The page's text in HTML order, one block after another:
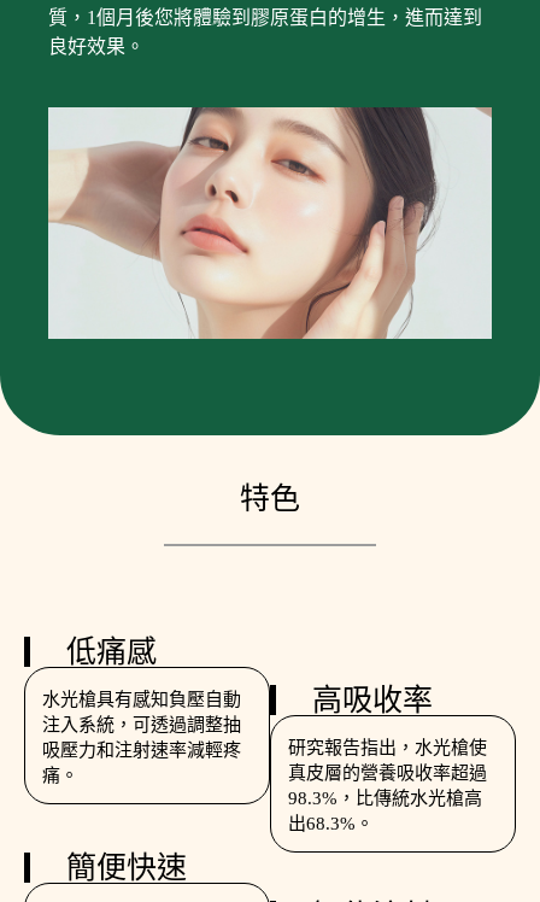
質，1個月後您將體驗到膠原蛋白的增生，進而達到
良好效果。
特色
低痛感
水光槍具有感知負壓自動
注入系統，可透過調整抽
吸壓力和注射速率減輕疼
痛。
簡便快速
高吸收率
研究報告指出，水光槍使
真皮層的營養吸收率超過
98.3%，比傳統水光槍高
出68.3%。